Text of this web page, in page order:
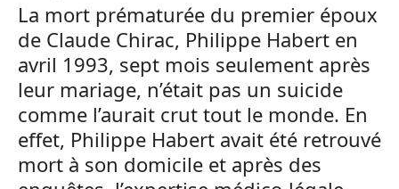
La mort prématurée du premier époux
de Claude Chirac, Philippe Habert en
avril 1993, sept mois seulement après
leur mariage, n’était pas un suicide
comme l’aurait crut tout le monde. En
effet, Philippe Habert avait été retrouvé
mort à son domicile et après des